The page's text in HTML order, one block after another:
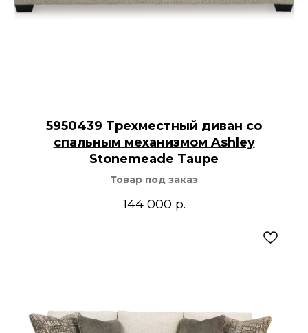
5950439 Трехместный диван со
спальным механизмом Ashley
Stonemeade Taupe
Товар под заказ
144 000 р.